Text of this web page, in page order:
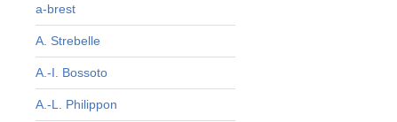
a-brest
A. Strebelle
A.-I. Bossoto
A.-L. Philippon